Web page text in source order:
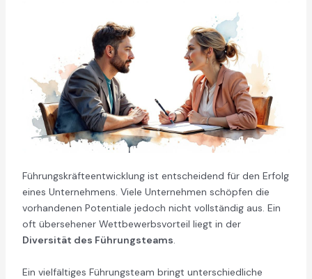
Führungskräfteentwicklung ist entscheidend für den Erfolg
eines Unternehmens. Viele Unternehmen schöpfen die
vorhandenen Potentiale jedoch nicht vollständig aus. Ein
oft übersehener Wettbewerbsvorteil liegt in der
Diversität des Führungsteams.
Ein vielfältiges Führungsteam bringt unterschiedliche